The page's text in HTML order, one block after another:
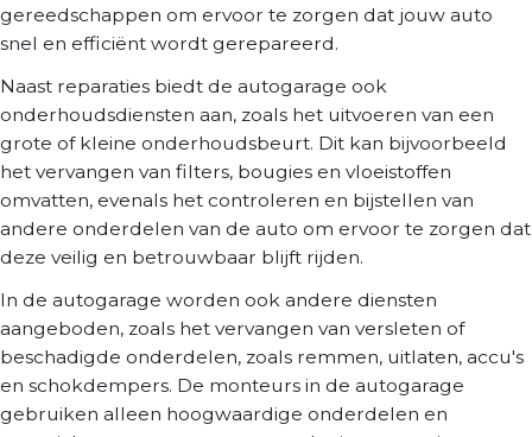
gereedschappen om ervoor te zorgen dat jouw auto
snel en efficiënt wordt gerepareerd.
Naast reparaties biedt de autogarage ook
onderhoudsdiensten aan, zoals het uitvoeren van een
grote of kleine onderhoudsbeurt. Dit kan bijvoorbeeld
het vervangen van filters, bougies en vloeistoffen
omvatten, evenals het controleren en bijstellen van
andere onderdelen van de auto om ervoor te zorgen dat
deze veilig en betrouwbaar blijft rijden.
In de autogarage worden ook andere diensten
aangeboden, zoals het vervangen van versleten of
beschadigde onderdelen, zoals remmen, uitlaten, accu's
en schokdempers. De monteurs in de autogarage
gebruiken alleen hoogwaardige onderdelen en